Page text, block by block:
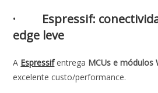
· Espressif:
edge leve
A Espressifentrega MCUs e módulos
excelente custo/performance.